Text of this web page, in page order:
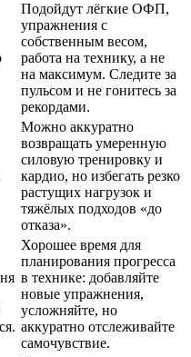
Подойдут лёгкие ОФП,
упражнения с
собственным весом,
работа на технику, а не
на максимум. Следите за
пульсом и не гонитесь за
рекордами.
Можно аккуратно
возвращать умеренную
силовую тренировку и
кардио, но избегать резко
растущих нагрузок и
тяжёлых подходов «до
отказа».
Хорошее время для
планирования прогресса
в технике: добавляйте
новые упражнения,
усложняйте, но
аккуратно отслеживайте
самочувствие.